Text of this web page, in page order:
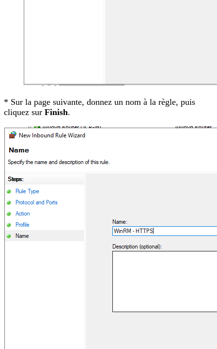
* Sur la page suivante, donnez un nom à la règle, puis
cliquez sur Finish.